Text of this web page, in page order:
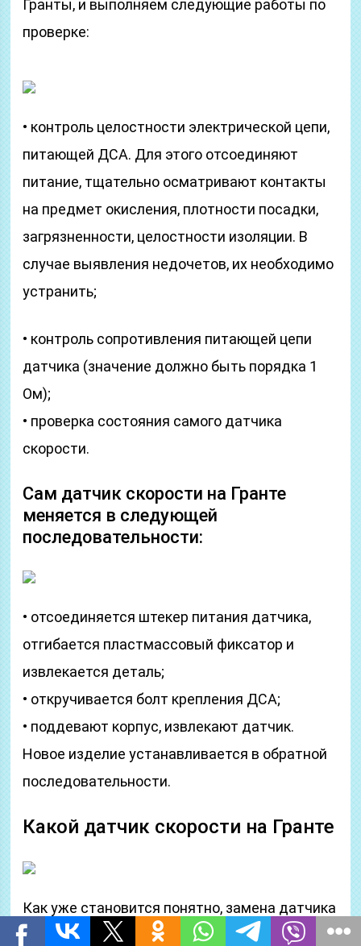
Гранты, и выполняем следующие работы по
проверке:
• контроль целостности электрической цепи,
питающей ДСА. Для этого отсоединяют
питание, тщательно осматривают контакты
на предмет окисления, плотности посадки,
загрязненности, целостности изоляции. В
случае выявления недочетов, их необходимо
устранить;
• контроль сопротивления питающей цепи
датчика (значение должно быть порядка 1
Ом);
• проверка состояния самого датчика
скорости.
Сам датчик скорости на Гранте
меняется в следующей
последовательности:
• отсоединяется штекер питания датчика,
отгибается пластмассовый фиксатор и
извлекается деталь;
• откручивается болт крепления ДСА;
• поддевают корпус, извлекают датчик.
Новое изделие устанавливается в обратной
последовательности.
Какой датчик скорости на Гранте
Как уже становится понятно, замена датчика
скорости на Гранте – процедура не сложная,